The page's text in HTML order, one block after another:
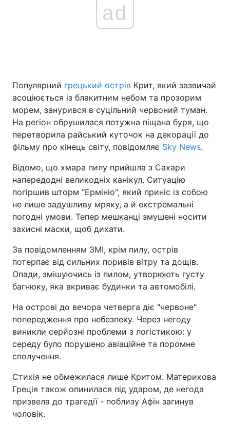
ad
Популярний грецький острів Крит, який зазвичай
асоціюється із блакитним небом та прозорим
морем, занурився в суцільний червоний туман.
На регіон обрушилася потужна піщана буря, що
перетворила райський куточок на декорації до
фільму про кінець світу, повідомляє Sky News.
Відомо, що хмара пилу прийшла з Сахари
напередодні великодніх канікул. Ситуацію
погіршив шторм "Ермініо", який приніс із собою
не лише задушливу мряку, а й екстремальні
погодні умови. Тепер мешканці змушені носити
захисні маски, щоб дихати.
За повідомленням ЗМІ, крім пилу, острів
потерпає від сильних поривів вітру та дощів.
Опади, змішуючись із пилом, утворюють густу
багнюку, яка вкриває будинки та автомобілі.
На острові до вечора четверга діє "червоне"
попередження про небезпеку. Через негоду
виникли серйозні проблеми з логістикою: у
середу було порушено авіаційне та поромне
сполучення.
Стихія не обмежилася лише Критом. Материкова
Греція також опинилася під ударом, де негода
призвела до трагедії - поблизу Афін загинув
чоловік.